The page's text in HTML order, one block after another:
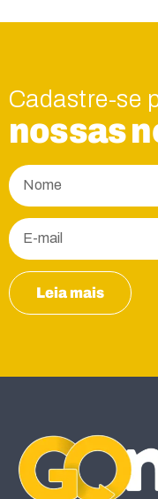
Cadastre-se
nossas
Leia mais